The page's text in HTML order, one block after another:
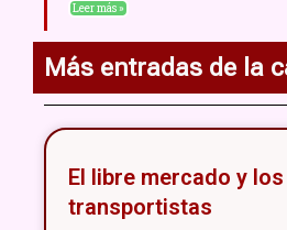
Leer más »
Más entradas de la
El libre mercado y los
transportistas